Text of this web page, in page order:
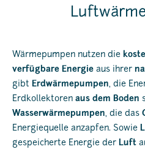
Wärmepumpen nutzen die
verfügbare Energie aus ihrer
gibt Erdwärmepumpen, die
Erdkollektoren aus dem Boden
Wasserwärmepumpen, die das
Energiequelle anzapfen. Sowie
gespeicherte Energie der Luft